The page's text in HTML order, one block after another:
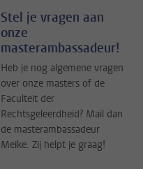
Stel je vragen aan
onze
masterambassadeur!
Heb je nog algemene vragen
over onze masters of de
Faculteit der
Rechtsgeleerdheid? Mail dan
de masterambassadeur
Meike. Zij helpt je graag!